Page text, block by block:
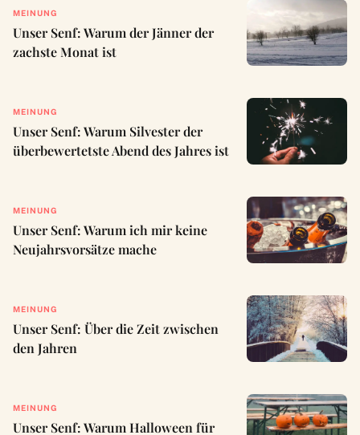
MEINUNG
Unser Senf: Warum der Jänner der
zachste Monat ist
MEINUNG
Unser Senf: Warum Silvester der
überbewertetste Abend des Jahres ist
MEINUNG
Unser Senf: Warum ich mir keine
Neujahrsvorsätze mache
MEINUNG
Unser Senf: Über die Zeit zwischen
den Jahren
MEINUNG
Unser Senf: Warum Halloween für